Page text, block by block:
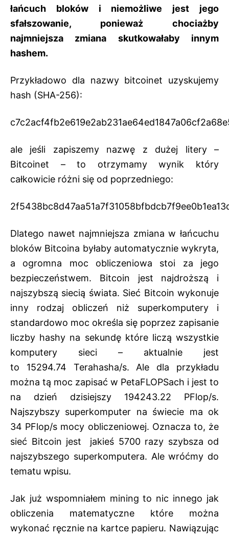
łańcuch bloków i niemożliwe jest jego
sfałszowanie, ponieważ chociażby
najmniejsza zmiana skutkowałaby innym
hashem.
Przykładowo dla nazwy bitcoinet uzyskujemy
hash (SHA-256):
ale jeśli zapiszemy nazwę z dużej litery –
Bitcoinet – to otrzymamy wynik który
całkowicie różni się od poprzedniego:
Dlatego nawet najmniejsza zmiana w łańcuchu
bloków Bitcoina byłaby automatycznie wykryta,
a ogromna moc obliczeniowa stoi za jego
bezpieczeństwem. Bitcoin jest najdroższą i
najszybszą siecią świata. Sieć Bitcoin wykonuje
inny rodzaj obliczeń niż superkomputery i
standardowo moc określa się poprzez zapisanie
liczby hashy na sekundę które liczą wszystkie
komputery sieci – aktualnie jest
to 15294.74 Terahasha/s. Ale dla przykładu
można tą moc zapisać w PetaFLOPSach i jest to
na dzień dzisiejszy 194243.22 PFlop/s.
Najszybszy superkomputer na świecie ma ok
34 PFlop/s mocy obliczeniowej. Oznacza to, że
sieć Bitcoin jest jakieś 5700 razy szybsza od
najszybszego superkomputera. Ale wróćmy do
tematu wpisu.
Jak już wspomniałem mining to nic innego jak
obliczenia matematyczne które można
wykonać ręcznie na kartce papieru. Nawiązując